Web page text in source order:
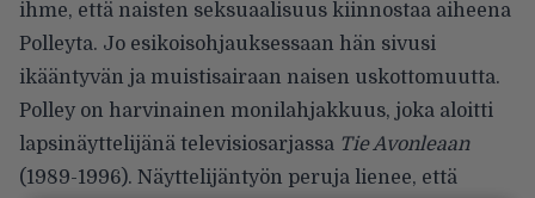
ihme, että naisten seksuaalisuus kiinnostaa aiheena
Polleyta. Jo esikoisohjauksessaan hän sivusi
ikääntyvän ja muistisairaan naisen uskottomuutta.
Polley on harvinainen monilahjakkuus, joka aloitti
lapsinäyttelijänä televisiosarjassa Tie Avonleaan
(1989-1996). Näyttelijäntyön peruja lienee, että